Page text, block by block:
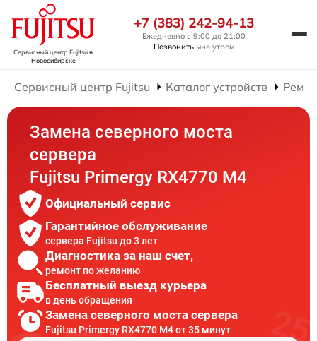
Сервисный центр Fujitsuв
Новосибирске
+7 (383) 242-94-13
Ежедневно с 9:00 до 21:00
Позвонить мне утром
Сервисный центр Fujitsu Каталог устройств
Замена северного моста
сервера
Fujitsu Primergy RX4770 M4
Официальный сервис
Гарантийное обслуживание
сервера Fujitsu до 3 лет
Диагностика за наш счет,
ремонт по желанию
Бесплатный выезд курьера
в день обращения
Замена северного моста сервера
Fujitsu Primergy RX4770 M4 от 35 минут